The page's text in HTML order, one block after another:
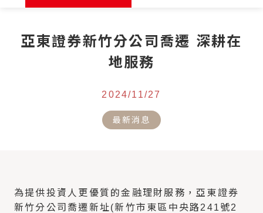
亞東證券新竹分公司喬遷 深耕在
地服務
2024/11/27
最新消息
為提供投資人更優質的金融理財服務，亞東證券
新竹分公司喬遷新址(新竹市東區中央路241號2